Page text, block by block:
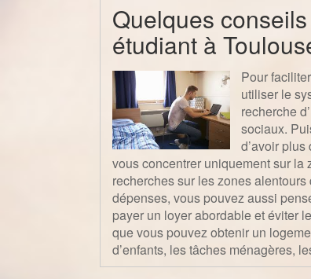
Quelques
étudiant à
Pour
utiliser le
recherche
sociaux.
d’avoir
vous concentrer uniquement sur
recherches sur les zones
dépenses, vous pouvez aussi
payer un loyer abordable et éviter
que vous pouvez obtenir un
d’enfants, les tâches ménagères,